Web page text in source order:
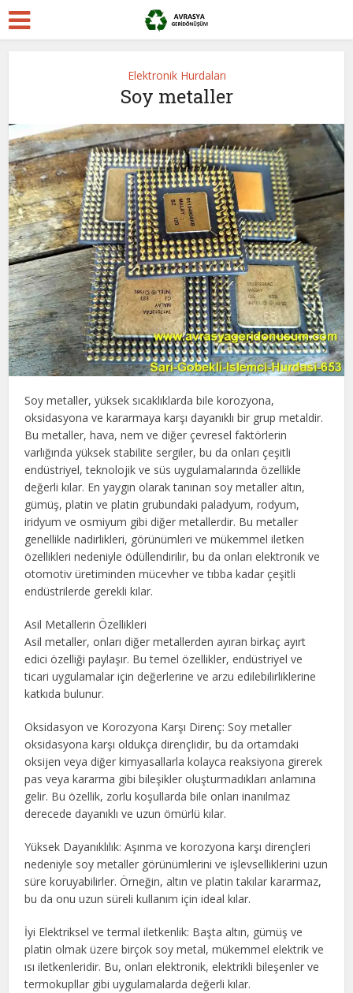
Elektronik Hurdaları
Soy metaller
Soy metaller, yüksek sıcaklıklarda bile korozyona,
oksidasyona ve kararmaya karşı dayanıklı bir grup metaldir.
Bu metaller, hava, nem ve diğer çevresel faktörlerin
varlığında yüksek stabilite sergiler, bu da onları çeşitli
endüstriyel, teknolojik ve süs uygulamalarında özellikle
değerli kılar. En yaygın olarak tanınan soy metaller altın,
gümüş, platin ve platin grubundaki paladyum, rodyum,
iridyum ve osmiyum gibi diğer metallerdir. Bu metaller
genellikle nadirlikleri, görünümleri ve mükemmel iletken
özellikleri nedeniyle ödüllendirilir, bu da onları elektronik ve
otomotiv üretiminden mücevher ve tıbba kadar çeşitli
endüstrilerde gerekli kılar.
Asil Metallerin Özellikleri
Asil metaller, onları diğer metallerden ayıran birkaç ayırt
edici özelliği paylaşır. Bu temel özellikler, endüstriyel ve
ticari uygulamalar için değerlerine ve arzu edilebilirliklerine
katkıda bulunur.
Oksidasyon ve Korozyona Karşı Direnç: Soy metaller
oksidasyona karşı oldukça dirençlidir, bu da ortamdaki
oksijen veya diğer kimyasallarla kolayca reaksiyona girerek
pas veya kararma gibi bileşikler oluşturmadıkları anlamına
gelir. Bu özellik, zorlu koşullarda bile onları inanılmaz
derecede dayanıklı ve uzun ömürlü kılar.
Yüksek Dayanıklılık: Aşınma ve korozyona karşı dirençleri
nedeniyle soy metaller görünümlerini ve işlevselliklerini uzun
süre koruyabilirler. Örneğin, altın ve platin takılar kararmaz,
bu da onu uzun süreli kullanım için ideal kılar.
İyi Elektriksel ve termal iletkenlik: Başta altın, gümüş ve
platin olmak üzere birçok soy metal, mükemmel elektrik ve
ısı iletkenleridir. Bu, onları elektronik, elektrikli bileşenler ve
termokupllar gibi uygulamalarda değerli kılar.